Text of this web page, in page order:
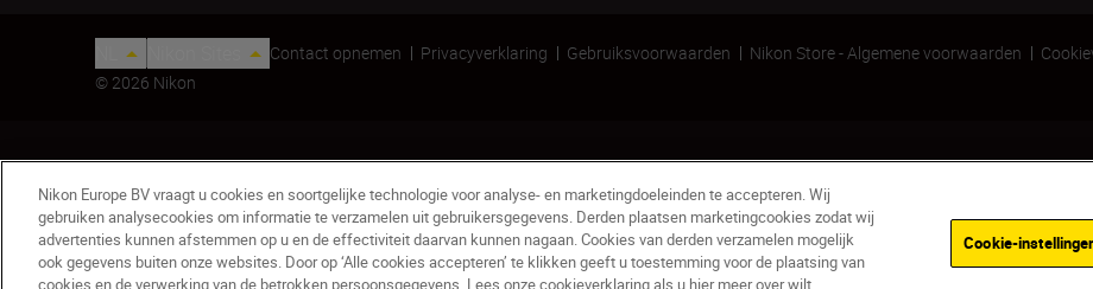
Z50 + 16-50 VR-kit - Refurbished Op voorraad
Contact opnemen Privacyverklaring Gebruiksvoorwaarden Nikon Store - Algemene voorwaarden
© 2026 Nikon
Nikon Europe BV vraagt u cookies en soortgelijke technologie voor analyse- en marketingdoeleinden te accepteren. Wij
gebruiken analysecookies om informatie te verzamelen uit gebruikersgegevens. Derden plaatsen marketingcookies zodat wij
advertenties kunnen afstemmen op u en de effectiviteit daarvan kunnen nagaan. Cookies van derden verzamelen mogelijk
ook gegevens buiten onze websites. Door op ‘Alle cookies accepteren’ te klikken geeft u toestemming voor de plaatsing van
cookies en de verwerking van de betrokken persoonsgegevens. Lees onze cookieverklaring als u hier meer over wilt
Cookie-